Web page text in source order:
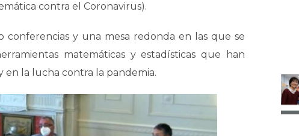
contra el Coronavirus).
conferencias y una mesa redonda en las que se
matemáticas y estadísticas que han
en la lucha contra la pandemia.